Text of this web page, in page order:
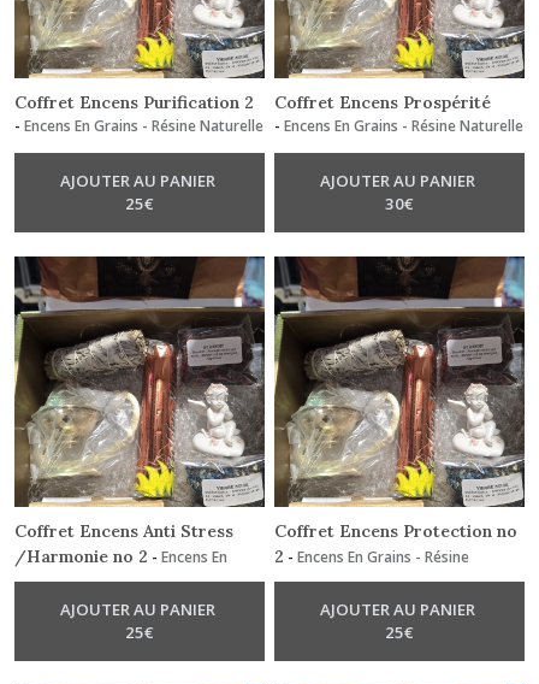
Coffret Encens Purification 2
- Encens En Grains - Résine Naturelle
AJOUTER AU PANIER
25€
Coffret Encens Prospérité
-Encens En Grains - Résine Naturelle
AJOUTER AU PANIER
30€
Coffret Encens Anti Stress
/Harmonie no 2 - Encens En
Grains - Résine Naturelle
AJOUTER AU PANIER
25€
Coffret Encens Protection no
2 -Encens En Grains - Résine
Naturelle
AJOUTER AU PANIER
25€